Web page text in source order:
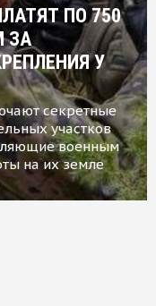
ПО 750
ЗА
У
секретные
участков
военным
на их земле